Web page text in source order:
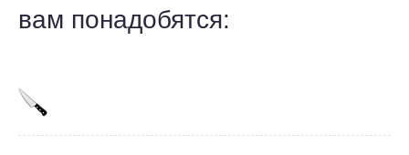
вам понадобятся: